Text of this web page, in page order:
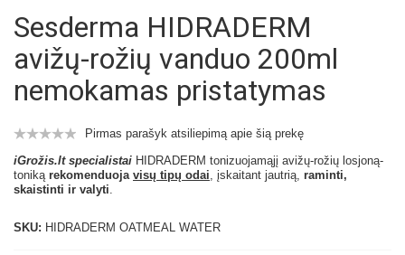
Sesderma HIDRADERM
avižų-rožių vanduo 200ml
nemokamas pristatymas
Pirmas parašyk atsiliepimą apie šią prekę
iGrožis.lt specialistai HIDRADERM tonizuojamąjį avižų-rožių losjoną-
toniką rekomenduoja visų tipų odai , įskaitant jautrią, raminti,
skaistinti ir valyti
SKU: HIDRADERM OATMEAL WATER